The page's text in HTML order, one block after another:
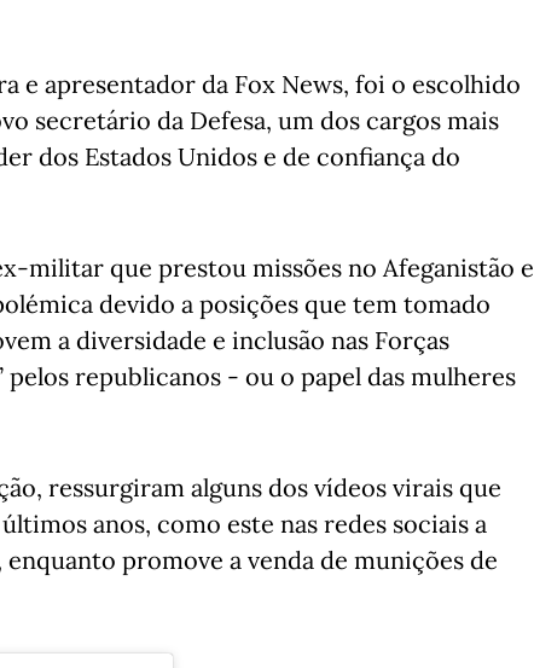
e apresentador da Fox News, foi o escolhido
secretário da Defesa, um dos cargos mais
dos Estados Unidos e de confiança do
militar que prestou missões no Afeganistão e
devido a posições que tem tomado
a diversidade e inclusão nas Forças
pelos republicanos - ou o papel das mulheres
ressurgiram alguns dos vídeos virais que
anos, como este nas redes sociais a
promove a venda de munições de